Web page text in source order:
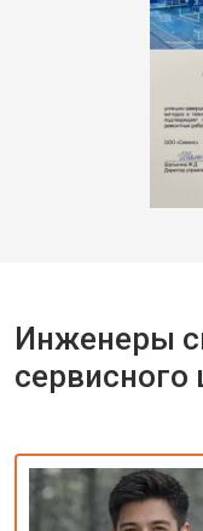
Инженеры
сервисного